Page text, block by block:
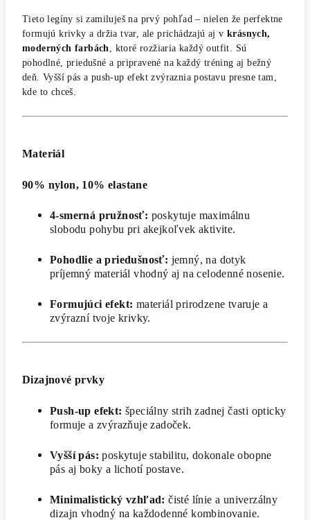
Tieto legíny si zamiluješ na prvý pohľad – nielen že perfektne
formujú krivky a držia tvar, ale prichádzajú aj v krásnych,
moderných farbách
, ktoré rozžiaria každý outfit. Sú
pohodlné, priedušné a pripravené na každý tréning aj bežný
deň. Vyšší pás a push-up efekt zvýraznia postavu presne tam,
kde to chceš.
Materiál
90% nylon, 10% elastane
4-smerná pružnosť: poskytuje maximálnu
slobodu pohybu pri akejkoľvek aktivite.
Pohodlie a priedušnosť: jemný, na dotyk
príjemný materiál vhodný aj na celodenné nosenie.
Formujúci efekt: materiál prirodzene tvaruje a
zvýrazní tvoje krivky.
Dizajnové prvky
Push-up efekt: špeciálny strih zadnej časti opticky
formuje a zvýrazňuje zadoček.
Vyšší pás: poskytuje stabilitu, dokonale obopne
pás aj boky a lichotí postave.
Minimalistický vzhľad: čisté línie a univerzálny
dizajn vhodný na každodenné kombinovanie.